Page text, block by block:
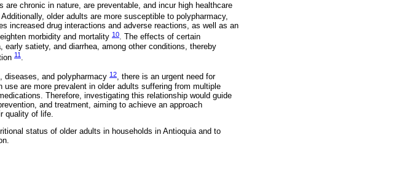
chronic in nature, are preventable, and incur high healthcare
Additionally, older adults are more susceptible to polypharmacy,
increased drug interactions and adverse reactions, as well as an
morbidity and mortality 10. The effects of certain
satiety, and diarrhea, among other conditions, thereby
11 .
diseases, and polypharmacy 12, there is an urgent need for
are more prevalent in older adults suffering from multiple
Therefore, investigating this relationship would guide
and treatment, aiming to achieve an approach
quality of life.
status of older adults in households in Antioquia and to